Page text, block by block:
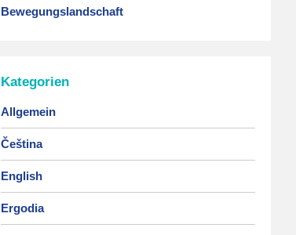
Bewegungslandschaft
Kategorien
Allgemein
Čeština
English
Ergodia